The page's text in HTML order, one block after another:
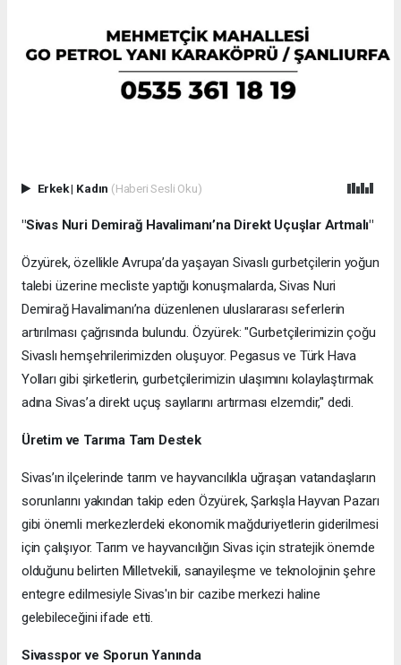
Erkek| Kadın (Haberi Sesli Oku)
"Sivas Nuri Demirağ Havalimanı’na Direkt Uçuşlar Artmalı"
Özyürek, özellikle Avrupa’da yaşayan Sivaslı gurbetçilerin yoğun
talebi üzerine mecliste yaptığı konuşmalarda, Sivas Nuri
Demirağ Havalimanı’na düzenlenen uluslararası seferlerin
artırılması çağrısında bulundu. Özyürek: "Gurbetçilerimizin çoğu
Sivaslı hemşehrilerimizden oluşuyor. Pegasus ve Türk Hava
Yolları gibi şirketlerin, gurbetçilerimizin ulaşımını kolaylaştırmak
adına Sivas’a direkt uçuş sayılarını artırması elzemdir," dedi.
Üretim ve Tarıma Tam Destek
Sivas’ın ilçelerinde tarım ve hayvancılıkla uğraşan vatandaşların
sorunlarını yakından takip eden Özyürek, Şarkışla Hayvan Pazarı
gibi önemli merkezlerdeki ekonomik mağduriyetlerin giderilmesi
için çalışıyor. Tarım ve hayvancılığın Sivas için stratejik önemde
olduğunu belirten Milletvekili, sanayileşme ve teknolojinin şehre
entegre edilmesiyle Sivas'ın bir cazibe merkezi haline
gelebileceğini ifade etti.
Sivasspor ve Sporun Yanında